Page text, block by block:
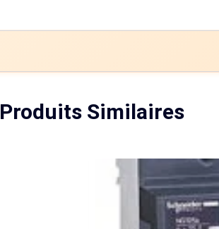
Produits Similaires